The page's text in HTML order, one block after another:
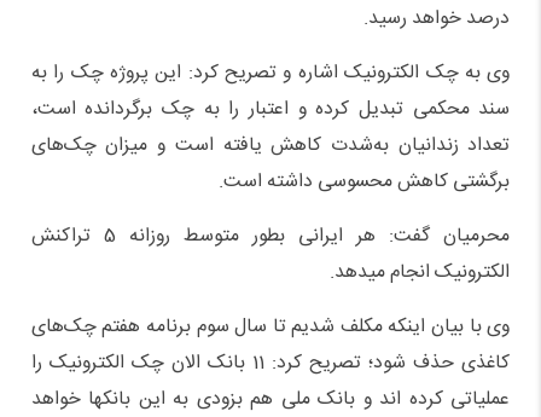
درصد خواهد رسید.
وی به چک الکترونیک اشاره و تصریح کرد: این پروژه چک را به
سند محکمی تبدیل کرده و اعتبار را به چک برگردانده است،
تعداد زندانیان به‌شدت کاهش یافته است و میزان چک‌های
برگشتی کاهش محسوسی داشته است.
محرمیان گفت: هر ایرانی بطور متوسط روزانه 5 تراکنش
الکترونیک انجام میدهد.
وی با بیان اینکه مکلف شدیم تا سال سوم برنامه هفتم چک‌های
کاغذی حذف شود؛ تصریح کرد: 11 بانک الان چک الکترونیک را
عملیاتی کرده اند و بانک ملی هم بزودی به این بانکها خواهد